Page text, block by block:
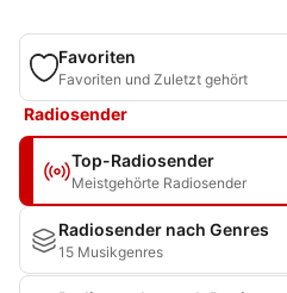
Favoriten
Favoriten und Zuletzt gehört
Radiosender
Top-Radiosender
Meistgehörte Radiosender
Radiosender nach Genres
15 Musikgenres